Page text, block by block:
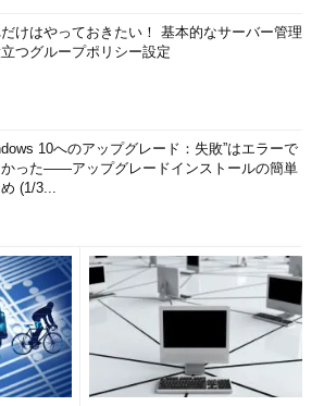
けはやっておきたい！ 基本的なサーバー管理
つグループポリシー設定
10へのアップグレード：失敗”はエラーで
かった――アップグレードインストールの簡単
(1/3...